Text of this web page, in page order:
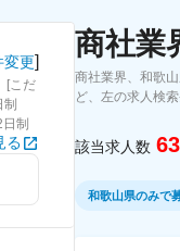
スカウト
パートナ
変更]
[こだ
制
制
る
商社業
商社業界、和歌
ど、左の求人検
該当求人数 63
和歌山県のみで